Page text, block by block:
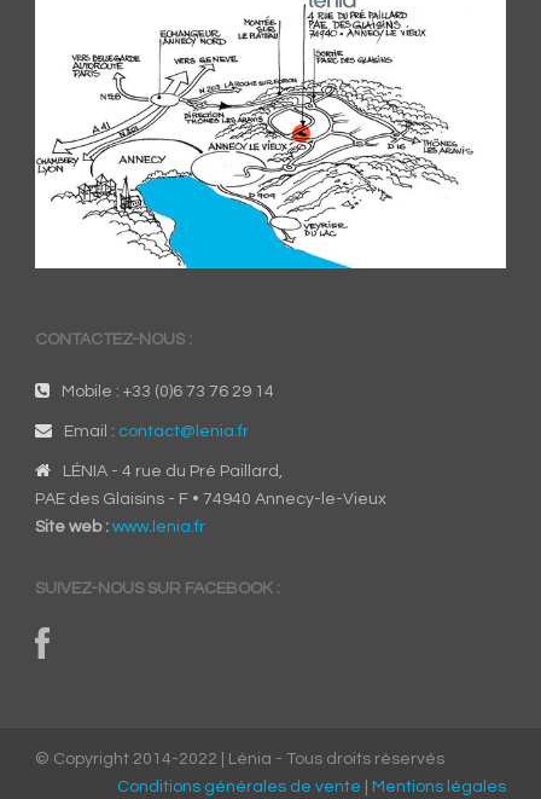
CONTACTEZ-NOUS :
Mobile : +33 (0)6 73 76 29 14
Email : contact@lenia.fr
LÉNIA - 4 rue du Pré Paillard,
PAE des Glaisins - F • 74940 Annecy-le-Vieux
Site web : www.lenia.fr
SUIVEZ-NOUS SUR FACEBOOK :
© Copyright 2014-2022 | Lénia - Tous droits réservés
Conditions générales de vente
Mentions légales